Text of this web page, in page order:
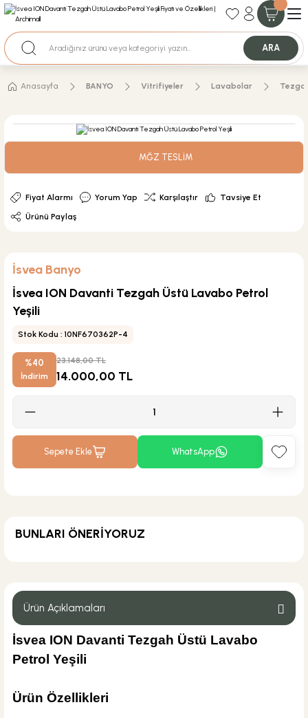
35+ Yıllık Tecrübe
Nakit Ödemeli Özel Fiyatlar için Bizden Teklif Alabilirsiniz.
ARA
Anasayfa BANYO Vitrifiyeler Lavabolar
MĞZ TESLİM
Fiyat Alarmı Yorum Yap Karşılaştır
Tavsiye Et
Ürünü Paylaş
İsvea Banyo
İsvea ION Davanti Tezgah Üstü Lavabo Petrol
Yeşili
Stok Kodu : 10NF670362P-4
%40
İndirim
23.148,00 TL
14.000,00 TL
Sepete Ekle WhatsApp
BUNLARI ÖNERİYORUZ
20.360,40 TL %40
Sepete Ekle
Ürün Açıklamaları
İsvea ION Davanti Tezgah Üstü Lavabo
Petrol Yeşili
Ürün Özellikleri